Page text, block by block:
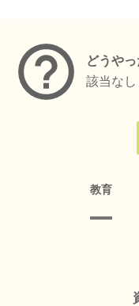
どうや
該当なし
教育